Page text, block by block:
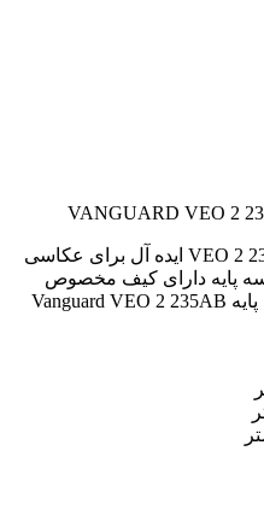
سه پایه سبک عکاسی ونگارد VEO 2 235AB ایده آل برای عکاسی
پایه دارای کیف مخصوص
جهت حمل است. از مشخصات سه پایه Vanguard VEO 2 235AB